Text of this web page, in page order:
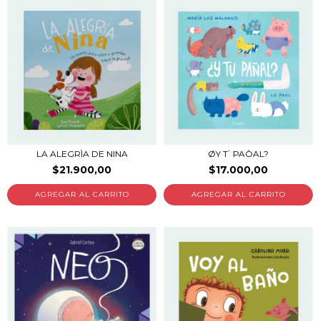
LA ALEGRÌA DE NINA
$21.900,00
ØY T˙ PAÒAL?
$17.000,00